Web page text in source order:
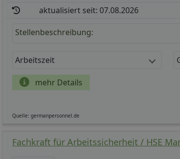
aktualisiert seit: 07.08.2026
Stellenbeschreibung:
Arbeitszeit
mehr Details
Quelle: germanpersonnel.de
Fachkraft für Arbeitssicherheit / HSE